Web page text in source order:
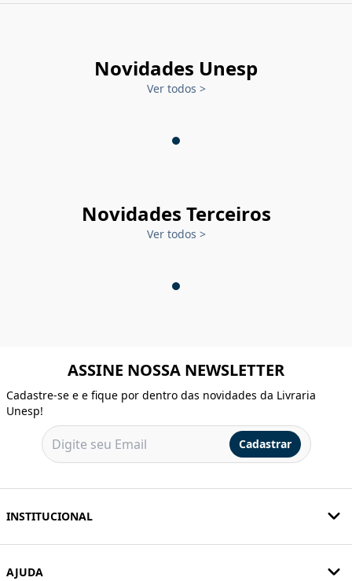
Novidades Unesp
Ver todos >
Novidades Terceiros
Ver todos >
ASSINE NOSSA NEWSLETTER
Cadastre-se e e fique por dentro das novidades da Livraria
Unesp!
Cadastrar
INSTITUCIONAL
AJUDA